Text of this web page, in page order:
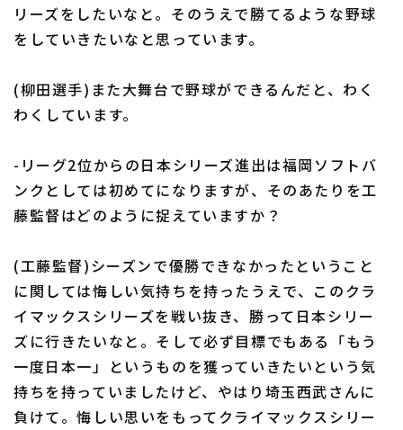
運営会社（別ウィンドウで開く） よくある質問
リーズをしたいなと。そのうえで勝てるような野球
をしていきたいなと思っています。
(柳田選手)また大舞台で野球ができるんだと、わく
わくしています。
-リーグ2位からの日本シリーズ進出は福岡ソフトバ
ンクとしては初めてになりますが、そのあたりを工
藤監督はどのように捉えていますか？
(工藤監督)シーズンで優勝できなかったということ
に関しては悔しい気持ちを持ったうえで、このクラ
イマックスシリーズを戦い抜き、勝って日本シリー
ズに行きたいなと。そして必ず目標でもある「もう
一度日本一」というものを獲っていきたいという気
持ちを持っていましたけど、やはり埼玉西武さんに
負けて。悔しい思いをもってクライマックスシリー